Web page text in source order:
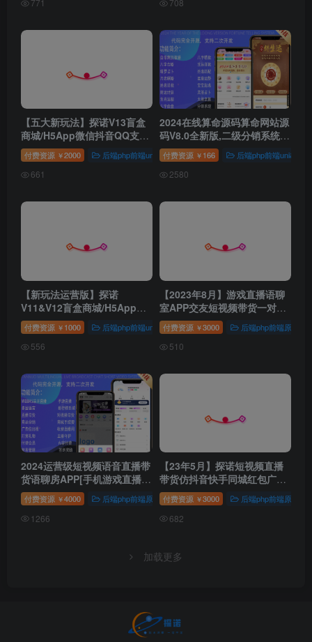
【五大新玩法】探诺V13盲盒
商城/H5App微信抖音QQ支付
宝小程序官方支付交易仿王大
盒Pro
付费资源 ￥2000 后端php前端uni&vue 微信公众号 微信小程序
661
2024在线算命源码算命网站源
码V8.0全新版,二级分销系统,
支持微信支付宝官方支付虎皮
椒个人免签支付接口
付费资源 ￥ 166 后端php前端uni&vue
2580
【新玩法运营版】探诺
V11&V12盲盒商城/H5App微
信抖音QQ支付宝小程序官方
支付交易管理平台
付费资源 ￥ 1000 后端php前端uni&vue 微信公众号 微信小程序
556
【2023年8月】游戏直播语聊
室APP交友短视频带货一对一
一对多付费房间商城支付管理
系统微信分销
付费资源 ￥3000 后端php前端原生
510
2024运营级短视频语音直播带
货语聊房APP[手机游戏直播
WEB开播]多端同步微信小程
序公会
付费资源 ￥4000 后端php前端原生
1266
【23年5月】探诺短视频直播
带货仿抖音快手同城红包广告
会员上热门拍同款礼物离线推
送付费资源 ￥3000 后端php前端原生
682
加载更多